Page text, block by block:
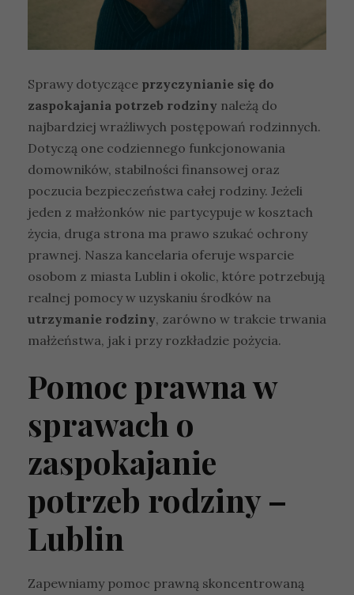
Sprawy dotyczące przyczynianie się do
zaspokajania potrzeb rodziny należą do
najbardziej wrażliwych postępowań rodzinnych.
Dotyczą one codziennego funkcjonowania
domowników, stabilności finansowej oraz
poczucia bezpieczeństwa całej rodziny. Jeżeli
jeden z małżonków nie partycypuje w kosztach
życia, druga strona ma prawo szukać ochrony
prawnej. Nasza kancelaria oferuje wsparcie
osobom z miasta Lublin i okolic, które potrzebują
realnej pomocy w uzyskaniu środków na
utrzymanie rodziny, zarówno w trakcie trwania
małżeństwa, jak i przy rozkładzie pożycia.
Pomoc prawna w
sprawach o
zaspokajanie
potrzeb rodziny –
Lublin
Zapewniamy pomoc prawną skoncentrowaną